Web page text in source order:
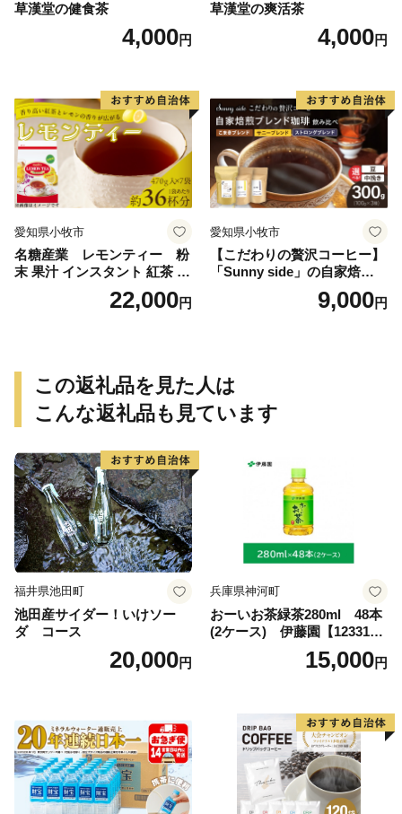
草漢堂の健食茶
4,000円
草漢堂の爽活茶
4,000円
愛知県小牧市
名糖産業 レモンティー 粉
末 果汁 インスタント 紅茶 ビ
タミンC 袋 ロングセラー 粉
末飲料 粉末茶 簡単 手軽 ホッ
22,000円
愛知県小牧市
【こだわりの贅沢コーヒー】
「Sunny side」の自家焙煎珈
琲ブレンド珈琲飲み比べセッ
9,000円
この返礼品を見た人は
こんな返礼品も見ています
福井県池田町
池田産サイダー！いけソー
ダ コース
20,000円
兵庫県神河町
おーいお茶緑茶280ml 48本
(2ケース) 伊藤園【123317
15,000円